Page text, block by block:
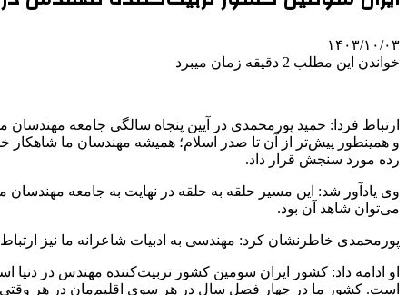
۱۴۰۳/۱۰/۰۳
خواندن این مطلب 2 دقیقه زمان میبرد
ارتباط فردا: حمید پورمحمدی در آیین پنجاه سالگی جامعه
و همینطور پیش‌تر از آن تا صدر اسلام؛ همیشه مهندسان ما
رده مورد سنجش قرار داد.
وی یادآور شد: این مسیر حلقه به حلقه در نهایت به جامعه
می‌توان شاهد آن بود.
پورمحمدی خاطرنشان کرد: مهندسی به ادبیات شاعرانه ما نیز
است. کشور ما در چهار فصل سال در هر سوی اقلیم‌مان در هر وقتی